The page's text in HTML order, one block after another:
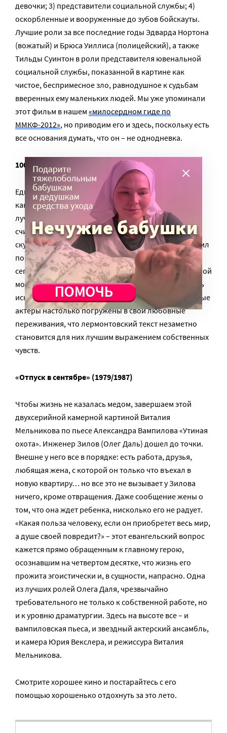
девочки; 3) представители социальной службы; 4)
оскорбленные и вооруженные до зубов бойскауты.
Лучшие роли за все последние годы Эдварда Нортона
(вожатый) и Брюса Уиллиса (полицейский), а также
Тильды Суинтон в роли представителя ювенальной
социальной службы, показанной в картине как
чистое, беспримесное зло, равнодушное к судьбам
вверенных ему маленьких людей. Мы уже упоминали
этот фильм в нашем «милосердном гиде по
ММКФ-2012», но приводим его и здесь, поскольку есть
все основания думать, что он – не однодневка.
100 дней после детства (1975)
Единственная мелодрама в нашем списке, но зато
какая! В 1970-е годы Сергей Соловьев был одним из
лучших советских режиссеров, обманчиво
считающихся «детскими». Главный герой картины,
скульптор Сергей Борисович (Сергей Шакуров) решил
поработать вожатым в элитарном, как сказали бы
сегодня, пионерском лагере для творчески одаренной
молодежи. Попутно он учит вундеркиндов понимать
искусство и готовит постановку «Маскарада», но юные
актеры настолько погружены в свои любовные
переживания, что лермонтовский текст незаметно
становится для них лучшим выражением собственных
чувств.
«Отпуск в сентябре» (1979/1987)
Чтобы жизнь не казалась медом, завершаем этой
двухсерийной камерной картиной Виталия
Мельникова по пьесе Александра Вампилова «Утиная
охота». Инженер Зилов (Олег Даль) дошел до точки.
Внешне у него все в порядке: есть работа, друзья,
любящая жена, с которой он только что въехал в
новую квартиру… но все это не вызывает у Зилова
ничего, кроме отвращения. Даже сообщение жены о
том, что она ждет ребенка, нисколько его не радует.
«Какая польза человеку, если он приобретет весь мир,
а душе своей повредит?» – этот евангельский вопрос
кажется прямо обращенным к главному герою,
осознавшим на четвертом десятке, что жизнь его
прожита эгоистически и, в сущности, напрасно. Одна
из лучших ролей Олега Даля, чрезвычайно
требовательного не только к собственной работе, но
и к уровню драматургии. Здесь на высоте все – и
вампиловская пьеса, и звездный актерский ансамбль,
и камера Юрия Векслера, и режиссура Виталия
Мельникова.
Смотрите хорошее кино и постарайтесь с его
помощью хорошенько отдохнуть за это лето.